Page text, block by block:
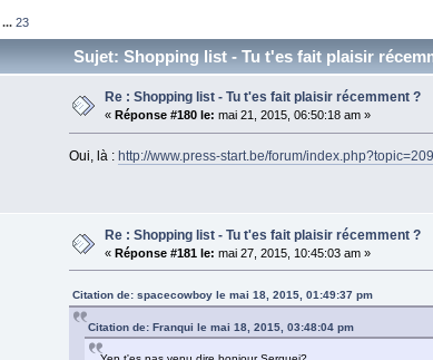
...23
Sujet: Shopping list - Tu t'es fait plaisir
Re : Shopping list - Tu t'es fait plaisir récemment ?
« Réponse #180 le: mai 21, 2015, 06:50:18 am »
Oui, là : http://www.press-start.be/forum/
Re : Shopping list - Tu t'es fait plaisir récemment ?
«Réponse #181 le: mai 27, 2015, 10:45:03 am »
Citation de: spacecowboy le mai 18, 2015, 01:49:37 pm
Citation de: Franqui le mai 18, 2015, 03:48:04 pm